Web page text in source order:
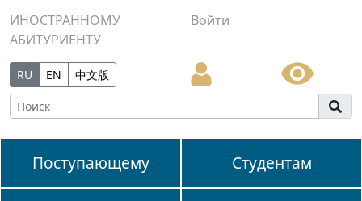
ИНОСТРАННОМУ
АБИТУРИЕНТУ
Войти
RU EN 中文版
Поступающему Студентам